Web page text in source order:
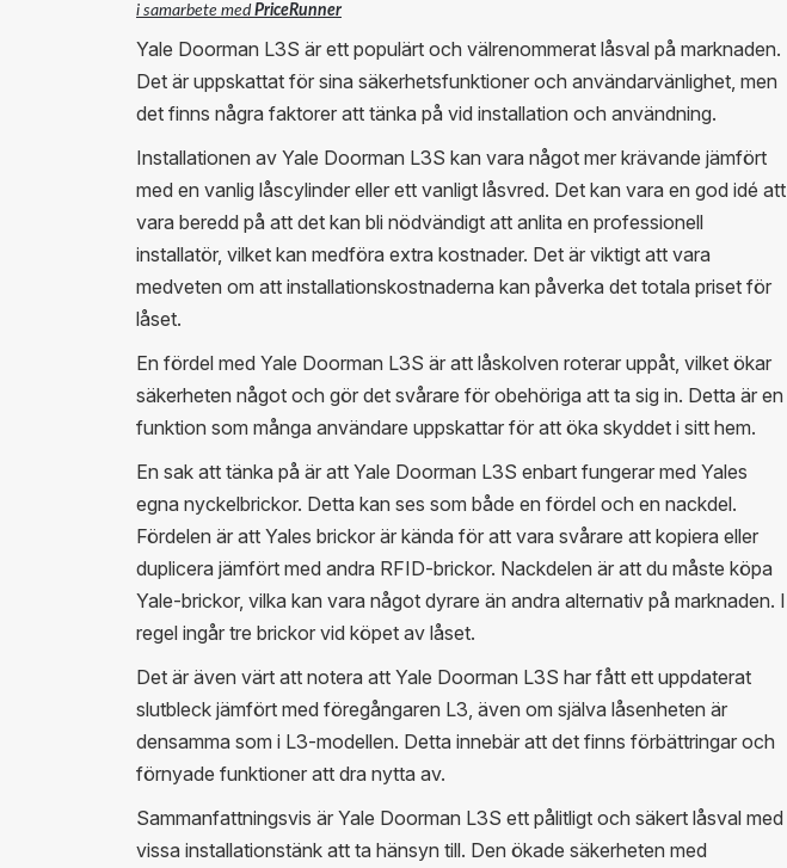
i samarbete medPriceRunner
Yale Doorman L3S är ett populärt och välrenommerat låsval på marknaden.
Det är uppskattat för sina säkerhetsfunktioner och användarvänlighet, men
det finns några faktorer att tänka på vid installation och användning.
Installationen av Yale Doorman L3S kan vara något mer krävande jämfört
med en vanlig låscylinder eller ett vanligt låsvred. Det kan vara en god idé att
vara beredd på att det kan bli nödvändigt att anlita en professionell
installatör, vilket kan medföra extra kostnader. Det är viktigt att vara
medveten om att installationskostnaderna kan påverka det totala priset för
låset.
En fördel med Yale Doorman L3S är att låskolven roterar uppåt, vilket ökar
säkerheten något och gör det svårare för obehöriga att ta sig in. Detta är en
funktion som många användare uppskattar för att öka skyddet i sitt hem.
En sak att tänka på är att Yale Doorman L3S enbart fungerar med Yales
egna nyckelbrickor. Detta kan ses som både en fördel och en nackdel.
Fördelen är att Yales brickor är kända för att vara svårare att kopiera eller
duplicera jämfört med andra RFID-brickor. Nackdelen är att du måste köpa
Yale-brickor, vilka kan vara något dyrare än andra alternativ på marknaden. I
regel ingår tre brickor vid köpet av låset.
Det är även värt att notera att Yale Doorman L3S har fått ett uppdaterat
slutbleck jämfört med föregångaren L3, även om själva låsenheten är
densamma som i L3-modellen. Detta innebär att det finns förbättringar och
förnyade funktioner att dra nytta av.
Sammanfattningsvis är Yale Doorman L3S ett pålitligt och säkert låsval med
vissa installationstänk att ta hänsyn till. Den ökade säkerheten med